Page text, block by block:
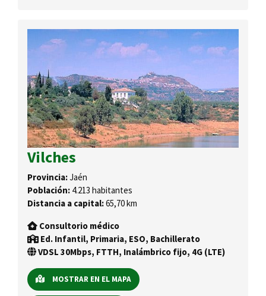
Vilches
Provincia:Jaén
Población: 4.213 habitantes
Distancia a capital:65,70 km
Consultorio médico
Ed. Infantil, Primaria, ESO, Bachillerato
VDSL 30Mbps, FTTH, Inalámbrico fijo, 4G (LTE)
MOSTRAR EN EL MAPA